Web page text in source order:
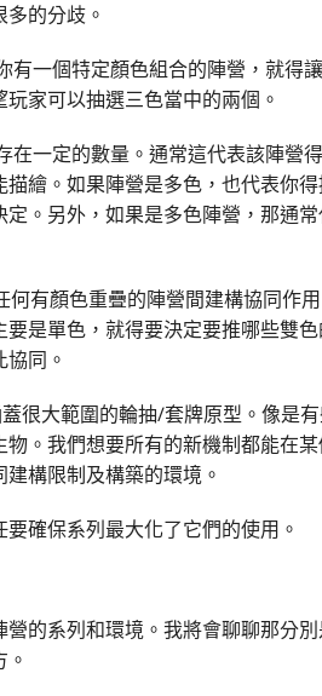
的分歧。
有一個特定顏色組合的陣營，就得
家可以抽選三色當中的兩個。
在一定的數量。通常這代表該陣營
繪。如果陣營是多色，也代表你
。另外，如果是多色陣營，那通
何有顏色重疊的陣營間建構協同作
是單色，就得要決定要推哪些雙
同。
很大範圍的輪抽/套牌原型。像是
。我們想要所有的新機制都能在
構限制及構築的環境。
確保系列最大化了它們的使用。
的系列和環境。我將會聊聊那分